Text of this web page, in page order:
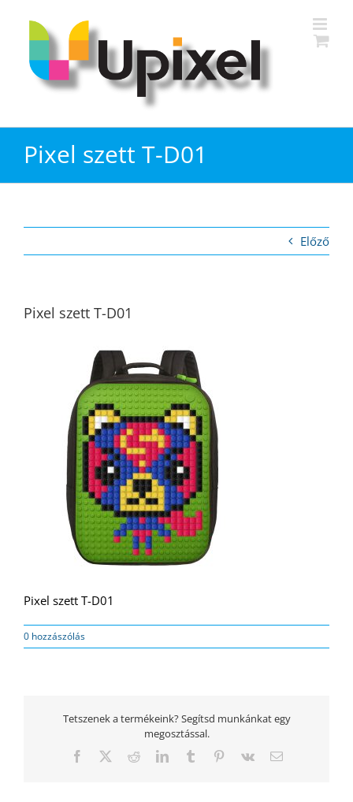
Pixel szett T-D01
Előző
Pixel szett T-D01
Pixel szett T-D01
0 hozzászólás
Tetszenek a termékeink? Segítsd munkánkat egy
megosztással.
Facebook
TwitterRedditLinkedInTumblr Pinterest
Vk Email: